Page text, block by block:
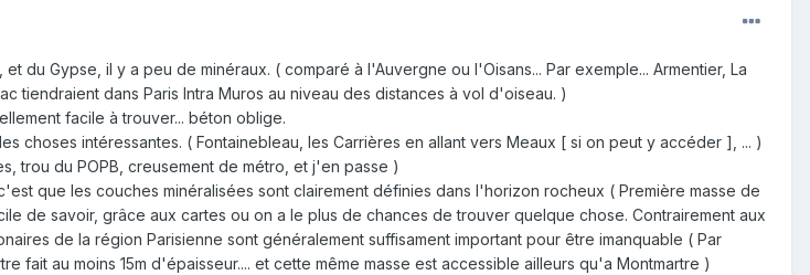
du Gypse, il y a peu de minéraux. ( comparé à l'Auvergne ou l'Oisans... Par exemple... Armentier, La
tiendraient dans Paris Intra Muros au niveau des distances à vol d'oiseau. )
facile à trouver... béton oblige.
choses intéressantes. ( Fontainebleau, les Carrières en allant vers Meaux [ si on peut y accéder ], ... )
trou du POPB, creusement de métro, et j'en passe )
que les couches minéralisées sont clairement définies dans l'horizon rocheux ( Première masse de
de savoir, grâce aux cartes ou on a le plus de chances de trouver quelque chose. Contrairement aux
de la région Parisienne sont généralement suffisament important pour être imanquable ( Par
fait au moins 15m d'épaisseur.... et cette même masse est accessible ailleurs qu'a Montmartre )